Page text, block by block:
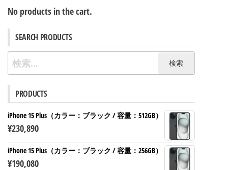
No products in the cart.
SEARCH PRODUCTS
検
索:
PRODUCTS
iPhone 15 Plus（カラー：ブラック / 容量：512GB）
¥230,890
iPhone 15 Plus（カラー：ブラック / 容量：256GB）
¥190,080